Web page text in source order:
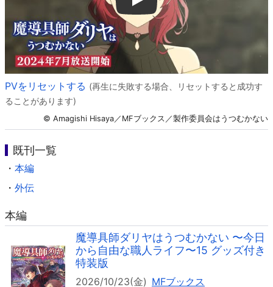
Play
PVをリセットする (再生に失敗する場合、リセットすると成功す
ることがあります)
© Amagishi Hisaya／MFブックス／製作委員会はうつむかない
既刊一覧
・ 本編
・ 外伝
本編
魔導具師ダリヤはうつむかない 〜今日
から自由な職人ライフ〜15 グッズ付き
特装版
2026/10/23(金) MFブックス